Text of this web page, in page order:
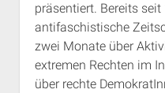
präsentiert. Bereits
antifaschistische
zwei Monate über
extremen Rechten im
über rechte